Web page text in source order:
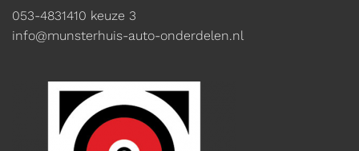
053-4831410 keuze 3
info@munsterhuis-auto-onderdelen.nl